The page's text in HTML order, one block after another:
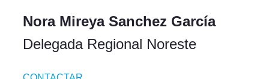
Nora Mireya Sanchez García
Delegada Regional Noreste